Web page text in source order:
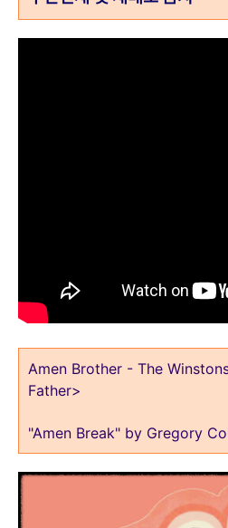
Amen Brother - The
Father>
"Amen Break" by Gregory